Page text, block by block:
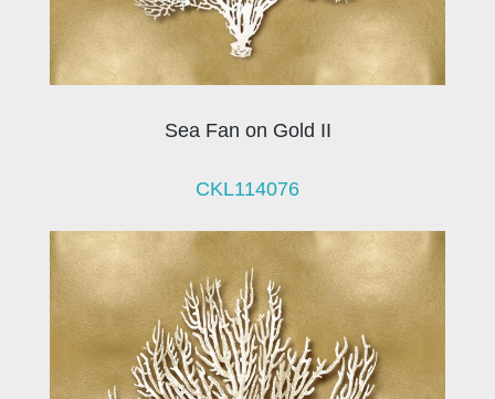
Sea Fan on Gold II
CKL114076